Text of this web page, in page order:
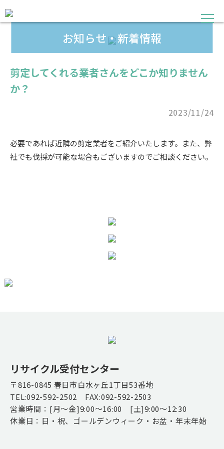
お知らせ・新着情報
剪定してくれる業者さんをどこか知りません
か？
2023/11/24
必要であれば近隣の剪定業者をご紹介いたします。また、弊
社でも伐採が可能な場合もございますのでご相談ください。
リサイクル受付センター
〒816-0845 春日市白水ヶ丘1丁目53番地
TEL:092-592-2502 FAX:092-592-2503
営業時間：[月～金]9:00～16:00 [土]9:00～12:30
休業日：日・祝、ゴールデンウィーク・お盆・年末年始